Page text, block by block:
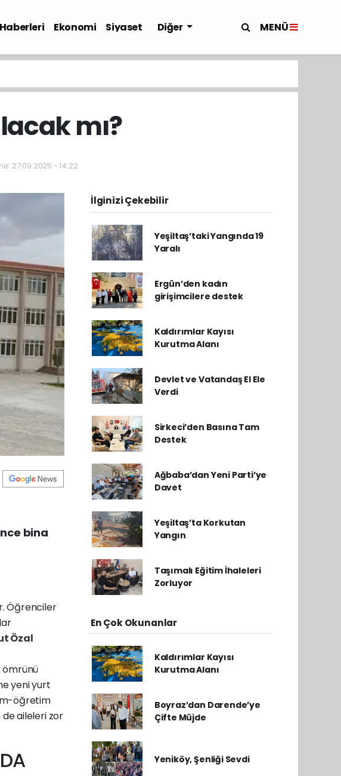
Ekonomi
Siyaset
Diğer MENÜ
mı?
27.09.2025 - 14:22
bina
Öğrenciler
Özal
ömrünü
yeni yurt
öğretim
de aileleri zor
İlginizi Çekebilir
Yeşiltaş’taki Yangında 19
Yaralı
Ergün’den kadın
girişimcilere destek
Kaldırımlar Kayısı
Kurutma Alanı
Devlet ve Vatandaş El Ele
Verdi
Sirkeci’den Basına Tam
Destek
Ağbaba’dan Yeni Parti’ye
Davet
Yeşiltaş’ta Korkutan
Yangın
Taşımalı Eğitim İhaleleri
Zorluyor
En Çok Okunanlar
Kaldırımlar Kayısı
Kurutma Alanı
Boyraz’dan Darende’ye
Çifte Müjde
Yeniköy, Şenliği Sevdi